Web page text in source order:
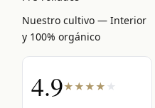
Nuestro cultivo — Interior
y 100% orgánico
4.9★★★★ ★